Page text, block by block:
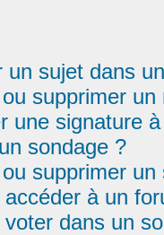
sujet dans
supprimer un
une signature
sondage ?
supprimer un
à un
dans un